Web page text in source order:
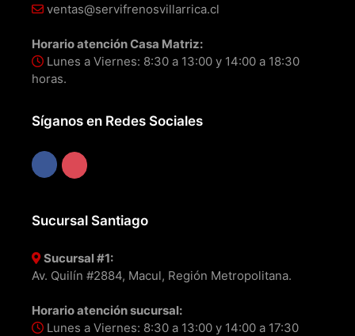
ventas@servifrenosvillarrica.cl
Horario atención Casa Matriz:
Lunes a Viernes: 8:30 a 13:00 y 14:00 a 18:30
horas.
Síganos en Redes Sociales
Sucursal Santiago
Sucursal #1:
Av. Quilín #2884, Macul, Región Metropolitana.
Horario atención sucursal:
Lunes a Viernes: 8:30 a 13:00 y 14:00 a 17:30